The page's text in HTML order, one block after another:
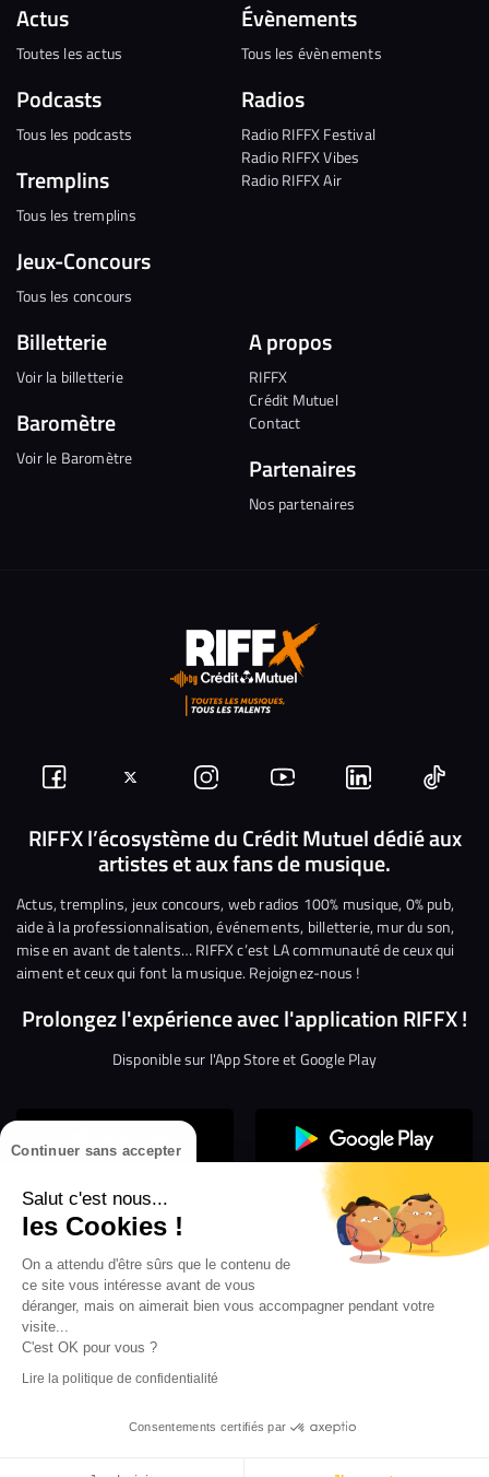
Continuer sans accepter
Salut c'est nous...
les Cookies !
On a attendu d'être sûrs que le contenu de
ce site vous intéresse avant de vous
déranger, mais on aimerait bien vous accompagner pendant votre
visite...
C'est OK pour vous ?
Lire la politique de confidentialité
Consentements certifiés par
Actus
Toutes les actus
Podcasts
Tous les podcasts
Tremplins
Tous les tremplins
Jeux-Concours
Tous les concours
Évènements
Tous les évènements
Radios
Radio RIFFX Festival
Radio RIFFX Vibes
Radio RIFFX Air
Billetterie
Voir la billetterie
Baromètre
Voir le Baromètre
A propos
RIFFX
Crédit Mutuel
Contact
Partenaires
Nos partenaires
Suivez-
nous
Facebook
Suivez-
nous
sur
Twitter
Nous
rejoindre
sur
Instagram
Nous
rejoindre
sur
YouTube
Nous
rejoindre
sur
Linkedin
Nous
RIFFX l’écosystème du Crédit Mutuel dédié aux
artistes et aux fans de musique.
Actus, tremplins, jeux concours, web radios 100% musique, 0% pub,
aide à la professionnalisation, événements, billetterie, mur du son,
mise en avant de talents… RIFFX c’est LA communauté de ceux qui
aiment et ceux qui font la musique. Rejoignez-nous !
Prolongez l'expérience avec l'application RIFFX !
Disponible sur l'App Store et Google Play
Confidentialité
Gestion des cookies
Conditions générales d’utilisation
Mentions légales
les webradios RIFFX
en exclusivité sur VIBES le titre de la révé